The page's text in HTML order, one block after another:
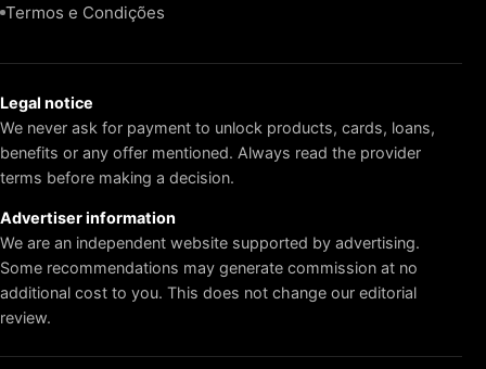
Termos e Condições
Legal notice
We never ask for payment to unlock products, cards, loans,
benefits or any offer mentioned. Always read the provider
terms before making a decision.
Advertiser information
We are an independent website supported by advertising.
Some recommendations may generate commission at no
additional cost to you. This does not change our editorial
review.